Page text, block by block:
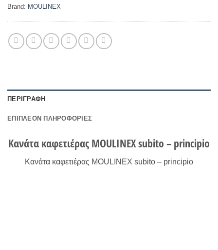
Brand: MOULINEX
ΠΕΡΙΓΡΑΦΉ
ΕΠΙΠΛΈΟΝ ΠΛΗΡΟΦΟΡΊΕΣ
Κανάτα καφετιέρας MOULINEX subito – principio
Κανάτα καφετιέρας MOULINEX subito – principio